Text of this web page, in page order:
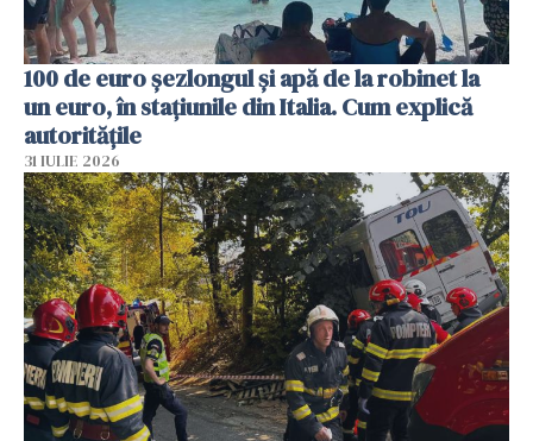
100 de euro șezlongul și apă de la robinet la
un euro, în stațiunile din Italia. Cum explică
autoritățile
31 IULIE 2026